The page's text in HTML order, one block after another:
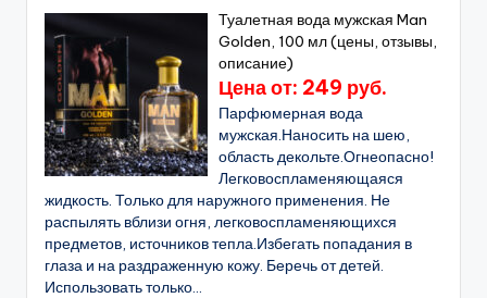
Туалетная вода мужская Man
Golden, 100 мл (цены, отзывы,
описание)
Цена от: 249 руб.
Парфюмерная вода
мужская.Наносить на шею,
область декольте.Огнеопасно!
Легковоспламеняющаяся
жидкость. Только для наружного применения. Не
распылять вблизи огня, легковоспламеняющихся
предметов, источников тепла.Избегать попадания в
глаза и на раздраженную кожу. Беречь от детей.
Использовать только...